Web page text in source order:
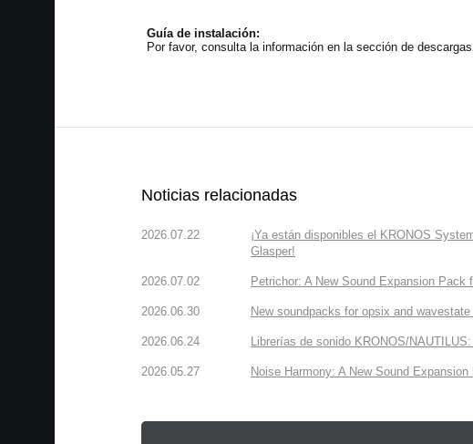
Guía de instalación:
Por favor, consulta la información en la sección de descargas.
Noticias relacionadas
2026.07.22
¡Ya están disponibles el KRONOS
Glasper!
2026.07.02 Petrichor: A New Sound Expansion
2026.06.30 New soundpacks for opsix and
2026.06.24 Librerías de sonido KRONOS/
2026.05.27 Noise Harmony: A New Sound